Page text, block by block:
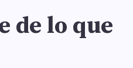
de lo que